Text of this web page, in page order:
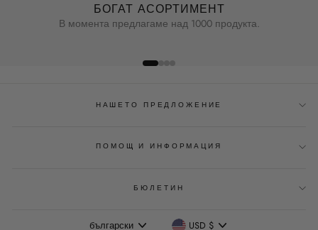
БОГАТ АСОРТИМЕНТ
В момента предлагаме над 1000 продукта.
НАШЕТО ПРЕДЛОЖЕНИЕ
ПОМОЩ И ИНФОРМАЦИЯ
БЮЛЕТИН
Език
български Валута
USD $